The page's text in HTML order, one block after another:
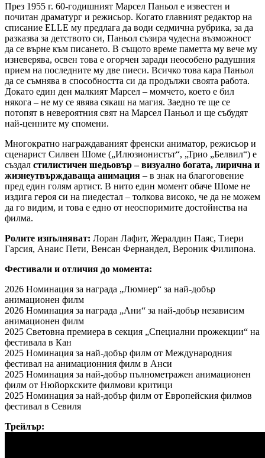
През 1955 г. 60-годишният Марсел Паньол е известен и
почитан драматург и режисьор. Когато главният редактор на
списание ELLE му предлага да води седмична рубрика, за да
разказва за детството си, Паньол съзира чудесна възможност
да се върне към писането. В същото време паметта му вече му
изневерява, освен това е огорчен заради неособено радушния
прием на последните му две пиеси. Всичко това кара Паньол
да се съмнява в способността си да продължи своята работа.
Докато един ден малкият Марсел – момчето, което е бил
някога – не му се явява сякаш на магия. Заедно те ще се
потопят в невероятния свят на Марсел Паньол и ще събудят
най-ценните му спомени.
Многократно награждаваният френски аниматор, режисьор и
сценарист Силвен Шоме („Илюзионистът“, „Трио „Белвил“) е
създал стилистичен шедьовър – визуално богата, лирична и
жизнеутвърждаваща анимация – в знак на благоговение
пред един голям артист. В нито един момент обаче Шоме не
издига героя си на пиедестал – толкова високо, че да не можем
да го видим, и това е едно от неоспоримите достойнства на
филма.
Ролите изпълняват: Лоран Лафит, Жералдин Паяс, Тиери
Гарсия, Анаис Пети, Венсан Фернандел, Вероник Филипона.
Фестивали и отличия до момента:
2026 Номинация за награда „Люмиер“ за най-добър
анимационен филм
2026 Номинация за награда „Ани“ за най-добър независим
анимационен филм
2025 Световна премиера в секция „Специални прожекции“ на
фестивала в Кан
2025 Номинация за най-добър филм от Международния
фестивал на анимационния филм в Анси
2025 Номинация за най-добър пълнометражен анимационен
филм от Нюйоркските филмови критици
2025 Номинация за най-добър филм от Европейския филмов
фестивал в Севиля
Трейлър: